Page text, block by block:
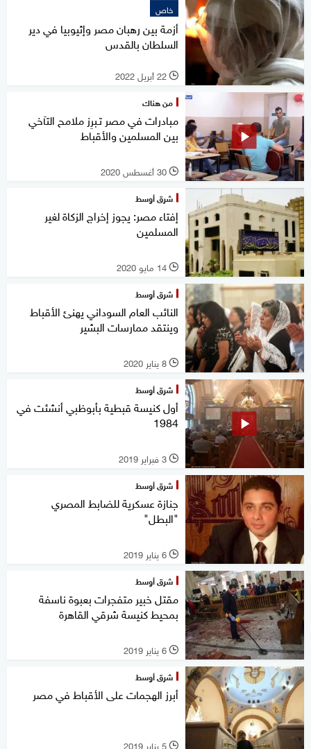
خاص
أزمة بين رهبان مصر وإثيوبيا في دير
السلطان بالقدس
l 22 أبريل 2022
من هناك
مبادرات في مصر تـبرِز ملامح التآخي
بين المسلمين والأقباط
l 30 أغسطس 2020
شرق أوسط
إفتاء مصر: يجوز إخراج الزكاة لغير
المسلمين
l 14 مايو 2020
شرق أوسط
النائب العام السوداني يهنئ الأقباط
وينتقد ممارسات البشير
l 8 يناير 2020
شرق أوسط
أول كنيسة قبطية بأبوظبي أنشئت في
1984
l 3 فبراير 2019
شرق أوسط
جنازة عسكرية للضابط المصري
"البطل"
l 6 يناير 2019
شرق أوسط
مقتل خبير متفجرات بعبوة ناسفة
بمحيط كنيسة شرقي القاهرة
l 6 يناير 2019
شرق أوسط
أبرز الهجمات على الأقباط في مصر
l 5 يناير 2019